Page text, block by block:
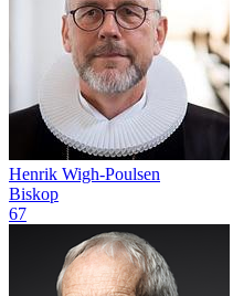
Henrik Wigh-Poulsen
Biskop
67